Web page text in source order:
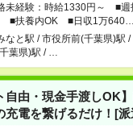
未経験：時給1330円～ ■週
■扶養内OK ■日収1万640円
なと駅 / 市役所前(千葉県)駅 /
葉県)駅 / …
自由・現金手渡しOK
充電を繋げるだけ！[
23 大樹生命町田ビル6F
ts.jp
部 横浜オフィス
谷区神戸町134 横浜ビジネ